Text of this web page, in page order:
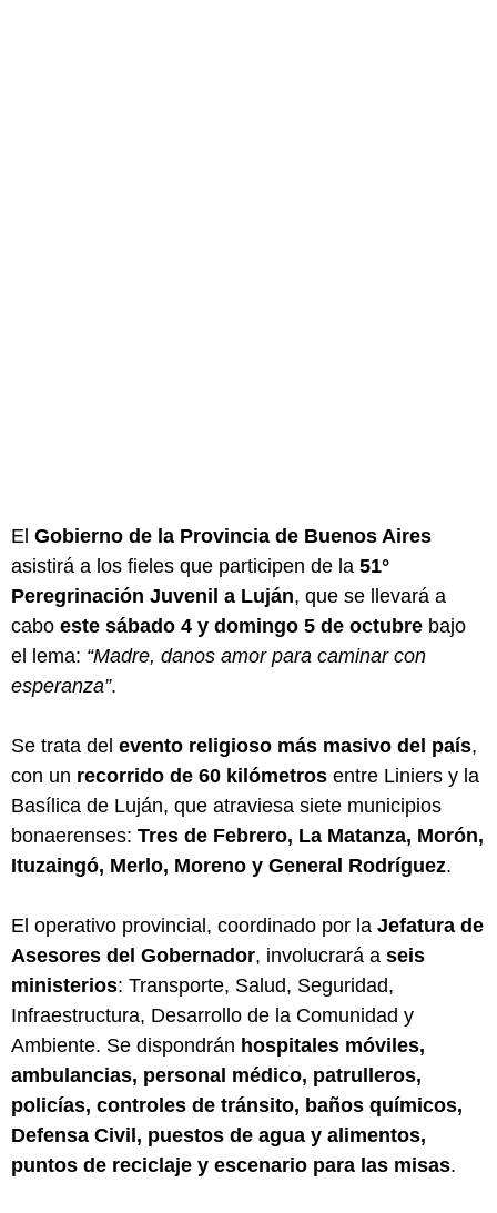
El Gobierno de la Provincia de Buenos Aires
asistirá a los fieles que participen de la 51°
Peregrinación Juvenil a Luján, que se llevará a
cabo este sábado 4 y domingo 5 de octubre bajo
el lema: “Madre, danos amor para caminar con
esperanza”.
Se trata del evento religioso más masivo del país,
con un recorrido de 60 kilómetros entre Liniers y la
Basílica de Luján, que atraviesa siete municipios
bonaerenses: Tres de Febrero, La Matanza, Morón,
Ituzaingó, Merlo, Moreno y General Rodríguez.
El operativo provincial, coordinado por la Jefatura de
Asesores del Gobernador, involucrará a seis
ministerios: Transporte, Salud, Seguridad,
Infraestructura, Desarrollo de la Comunidad y
Ambiente. Se dispondrán hospitales móviles,
ambulancias, personal médico, patrulleros,
policías, controles de tránsito, baños químicos,
Defensa Civil, puestos de agua y alimentos,
puntos de reciclaje y escenario para las misas.